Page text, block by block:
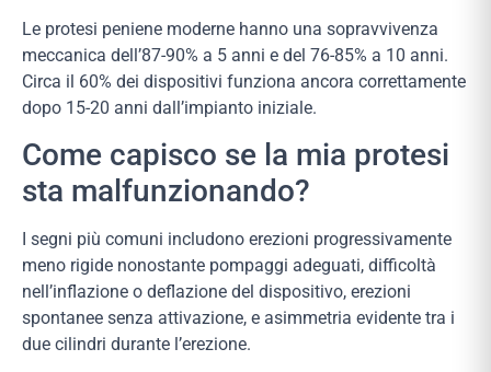
Le protesi peniene moderne hanno una sopravvivenza
meccanica dell’87-90% a 5 anni e del 76-85% a 10 anni.
Circa il 60% dei dispositivi funziona ancora correttamente
dopo 15-20 anni dall’impianto iniziale.
Come capisco se la mia protesi
sta malfunzionando?
I segni più comuni includono erezioni progressivamente
meno rigide nonostante pompaggi adeguati, difficoltà
nell’inflazione o deflazione del dispositivo, erezioni
spontanee senza attivazione, e asimmetria evidente tra i
due cilindri durante l’erezione.